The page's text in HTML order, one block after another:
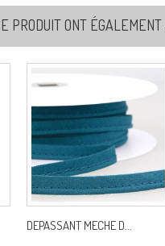
PRODUIT ONT ÉGALEMENT
DEPASSANT MECHE D...